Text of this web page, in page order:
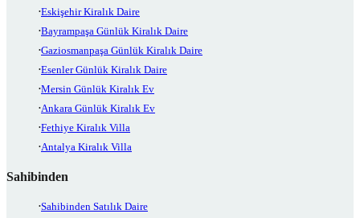
Eskişehir Kiralık Daire
Bayrampaşa Günlük Kiralık Daire
Gaziosmanpaşa Günlük Kiralık Daire
Esenler Günlük Kiralık Daire
Mersin Günlük Kiralık Ev
Ankara Günlük Kiralık Ev
Fethiye Kiralık Villa
Antalya Kiralık Villa
Sahibinden
Sahibinden Satılık Daire